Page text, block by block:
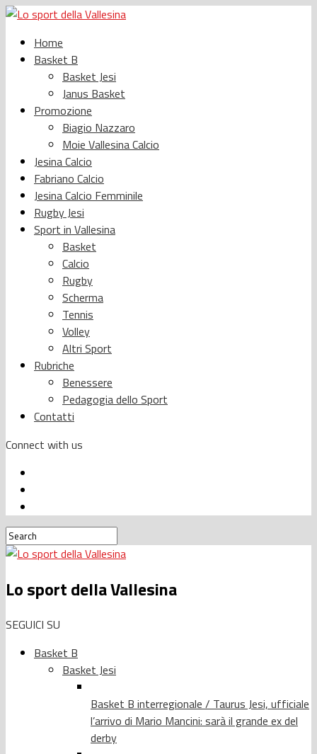
Home
Basket B
Basket Jesi
Janus Basket
Promozione
Biagio Nazzaro
Moie Vallesina Calcio
Jesina Calcio
Fabriano Calcio
Jesina Calcio Femminile
Rugby Jesi
Sport in Vallesina
Basket
Calcio
Rugby
Scherma
Tennis
Volley
Altri Sport
Rubriche
Benessere
Pedagogia dello Sport
Contatti
Connect with us
Lo sport della Vallesina
SEGUICI SU
Basket B
Basket Jesi
Basket B interregionale / Taurus Jesi, ufficiale
l’arrivo di Mario Mancini: sarà il grande ex del
derby